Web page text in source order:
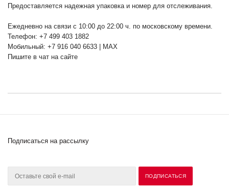
Предоставляется надежная упаковка и номер для отслеживания.
Ежедневно на связи с 10:00 до 22:00 ч. по московскому времени.
Телефон: +7 499 403 1882
Мобильный: +7 916 040 6633 | MAX
Пишите в чат на сайте
Подписаться на рассылку